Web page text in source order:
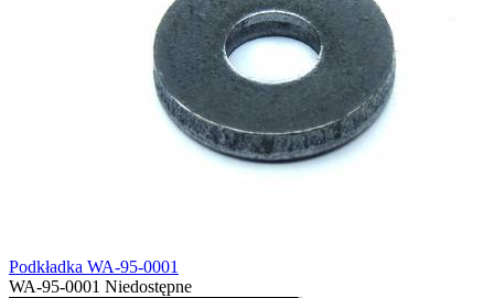
Podkładka WA-95-0001
WA-95-0001 Niedostępne